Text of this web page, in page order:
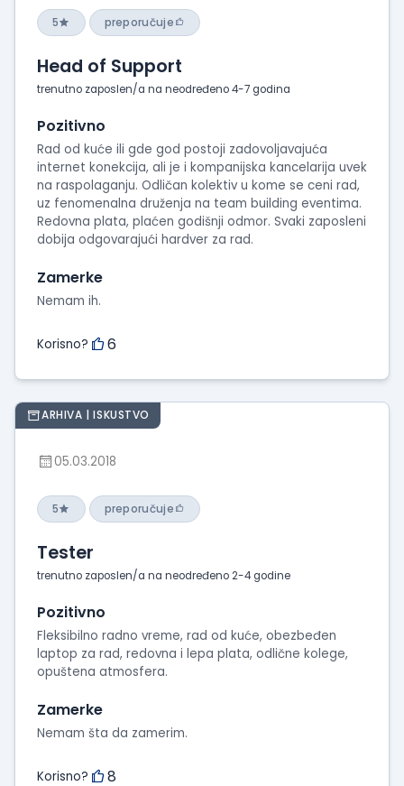
5 preporučuje
Head of Support
trenutno zaposlen/a na neodređeno 4-7 godina
Pozitivno
Rad od kuće ili gde god postoji zadovoljavajuća
internet konekcija, ali je i kompanijska kancelarija uvek
na raspolaganju. Odličan kolektiv u kome se ceni rad,
uz fenomenalna druženja na team building eventima.
Redovna plata, plaćen godišnji odmor. Svaki zaposleni
dobija odgovarajući hardver za rad.
Zamerke
Nemam ih.
Korisno? 6
ARHIVA | ISKUSTVO
05.03.2018
5 preporučuje
Tester
trenutno zaposlen/a na neodređeno 2-4 godine
Pozitivno
Fleksibilno radno vreme, rad od kuće, obezbeđen
laptop za rad, redovna i lepa plata, odlične kolege,
opuštena atmosfera.
Zamerke
Nemam šta da zamerim.
Korisno? 8